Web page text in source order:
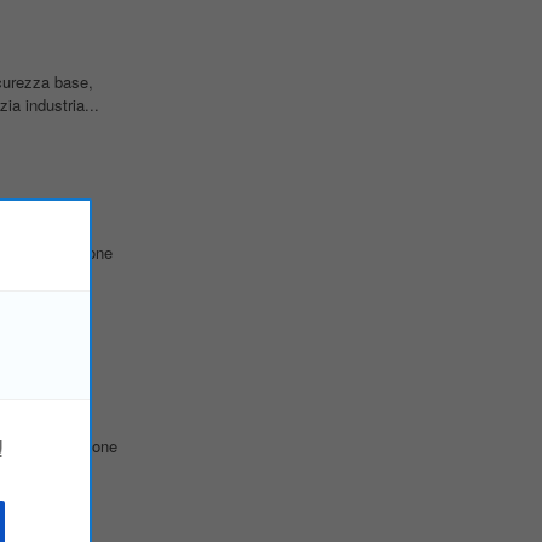
base,
industria...
nella gestione
di
della gestione